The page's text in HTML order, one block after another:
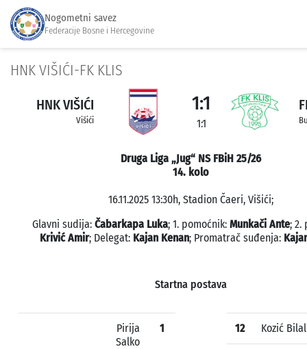
Nogometni savez
Federacije Bosne i Hercegovine
HNK VIŠIĆI-FK KLIS
HNK VIŠIĆI
Višići
1:1
1:1
Druga Liga „Jug“ NS FBiH 25/26
14. kolo
16.11.2025 13:30h, Stadion Čaeri, Višići;
Glavni sudija: Čabarkapa Luka; 1. pomoćnik: Munkači Ante; 2.
Krivić Amir; Delegat: Kajan Kenan; Promatrač suđenja:
Startna postava
Pirija
Salko
1 12 Kozić Bilal